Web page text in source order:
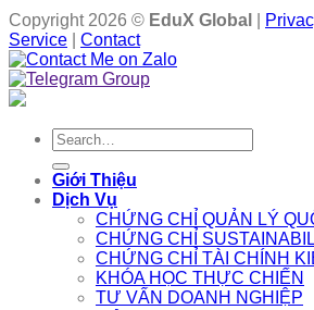
Copyright 2026 © EduX Global
Service
Contact
Search
for:
Giới Thiệu
Dịch Vụ
CHỨNG CHỈ QUẢN LÝ
CHỨNG CHỈ
CHỨNG CHỈ TÀI CHÍNH
KHÓA HỌC THỰC CHIẾN
TƯ VẤN DOANH NGHIỆP